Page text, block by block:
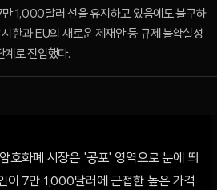
1,000달러 선을 유지하고 있음에도 불구하
한과 EU의 새로운 제재안 등 규제 불확실성
계로 진입했다.
화폐 시장은 '공포' 영역으로 눈에 띄
이 7만 1,000달러에 근접한 높은 가격